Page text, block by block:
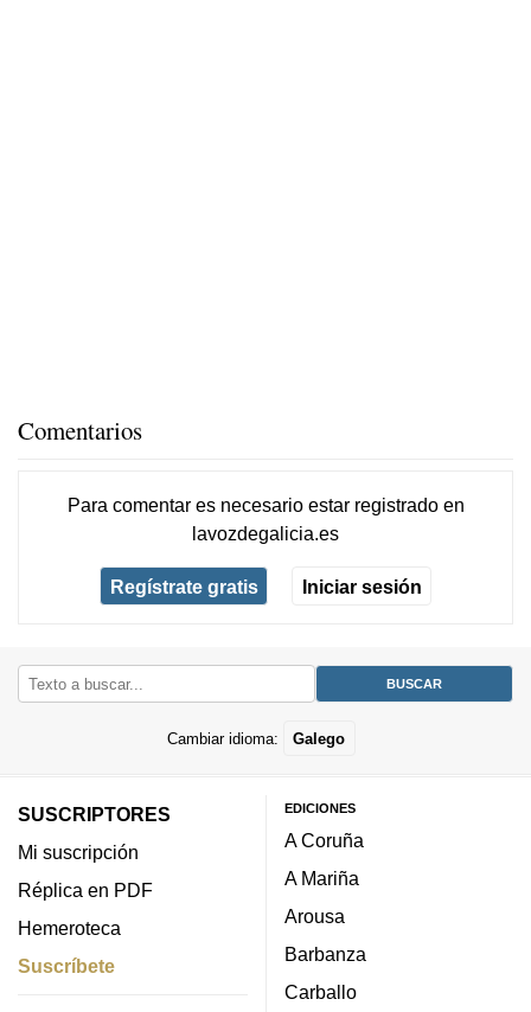
Comentarios
Para comentar es necesario estar registradoen
lavozdegalicia.es
Regístrate gratis Iniciar sesión
Cambiar idioma: Galego
SUSCRIPTORES
Mi suscripción
Réplica en PDF
Hemeroteca
Suscríbete
EDICIONES
A Coruña
A Mariña
Arousa
Barbanza
Carballo